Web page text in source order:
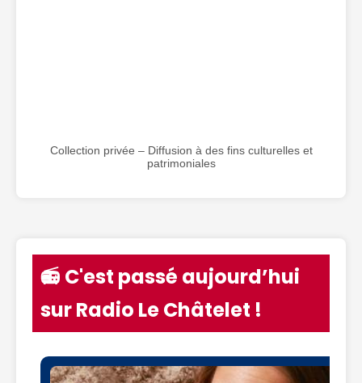
Collection privée – Diffusion à des fins culturelles et
patrimoniales
📻 C'est passé aujourd’hui
sur Radio Le Châtelet !